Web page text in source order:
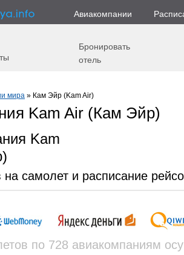
Авиакомпании
Бронировать
отель
мира » Кам Эйр (Kam Air)
Kam Air (Кам Эйр)
на самолет и расписание
по 728 авиакомпаниям